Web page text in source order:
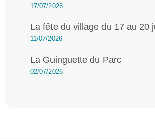
17/07/2026
La fête du village du 17 au 20
11/07/2026
La Guinguette du Parc
02/07/2026